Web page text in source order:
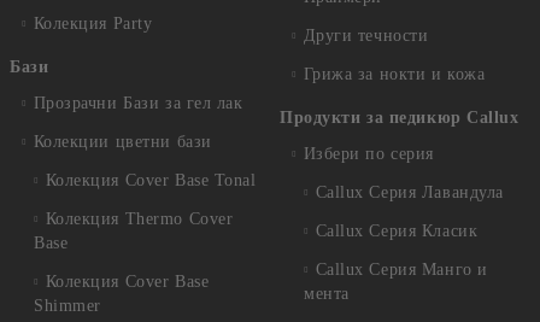
Колекция Party
Бази
Прозрачни Бази за гел лак
Колекции цветни бази
Колекция Cover Base Tonal
Колекция Thermo Cover
Base
Колекция Cover Base
Shimmer
Други течности
Грижа за нокти и кожа
Продукти за педикюр Callux
Избери по серия
Callux Серия Лавандула
Callux Серия Класик
Callux Серия Манго и
мента